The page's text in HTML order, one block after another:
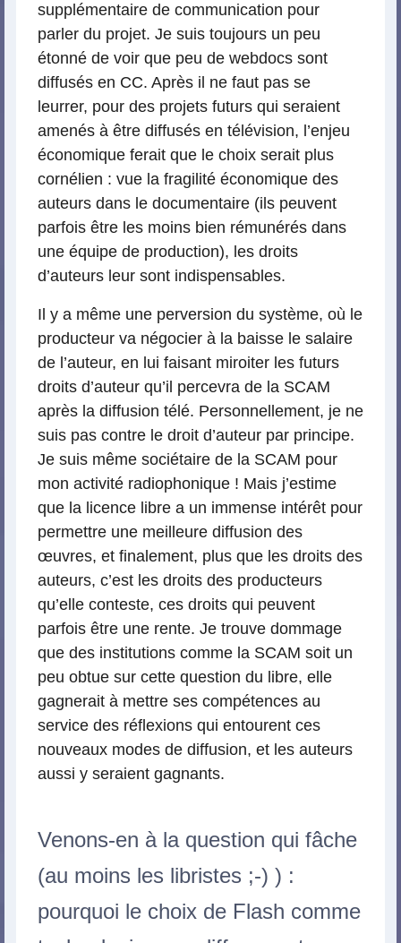
supplémentaire de communication pour
parler du projet. Je suis toujours un peu
étonné de voir que peu de webdocs sont
diffusés en CC. Après il ne faut pas se
leurrer, pour des projets futurs qui seraient
amenés à être diffusés en télévision, l’enjeu
économique ferait que le choix serait plus
cornélien : vue la fragilité économique des
auteurs dans le documentaire (ils peuvent
parfois être les moins bien rémunérés dans
une équipe de production), les droits
d’auteurs leur sont indispensables.
Il y a même une perversion du système, où le
producteur va négocier à la baisse le salaire
de l’auteur, en lui faisant miroiter les futurs
droits d’auteur qu’il percevra de la SCAM
après la diffusion télé. Personnellement, je ne
suis pas contre le droit d’auteur par principe.
Je suis même sociétaire de la SCAM pour
mon activité radiophonique ! Mais j’estime
que la licence libre a un immense intérêt pour
permettre une meilleure diffusion des
œuvres, et finalement, plus que les droits des
auteurs, c’est les droits des producteurs
qu’elle conteste, ces droits qui peuvent
parfois être une rente. Je trouve dommage
que des institutions comme la SCAM soit un
peu obtue sur cette question du libre, elle
gagnerait à mettre ses compétences au
service des réflexions qui entourent ces
nouveaux modes de diffusion, et les auteurs
aussi y seraient gagnants.
Venons-en à la question qui fâche
(au moins les libristes ;-) ) :
pourquoi le choix de Flash comme